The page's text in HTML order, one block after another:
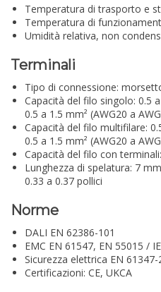
Temperatura di trasporto e
Temperatura di
Umidità relativa, non
Terminali
Tipo di connessione:
Capacità del filo singolo: 0.5
0.5 a 1.5 mm² (AWG20 a
Capacità del filo multifilare:
0.5 a 1.5 mm² (AWG20 a
Capacità del filo con
Lunghezza di spelatura: 7
0.33 a 0.37 pollici
Norme
DALI EN 62386-101
EMC EN 61547, EN 55015 /
Sicurezza elettrica EN 61347-
Certificazioni: CE, UKCA